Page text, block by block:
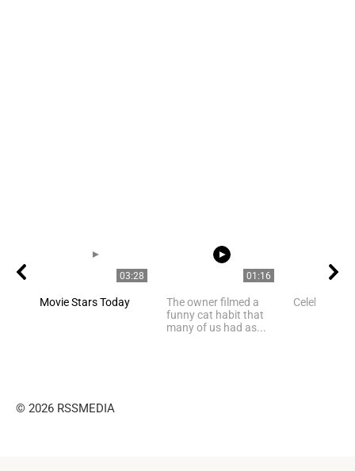
03:28
Movie Stars Today
01:16
The owner filmed a
funny cat habit that
many of us had as...
Celebrities
© 2026 RSSMEDIA